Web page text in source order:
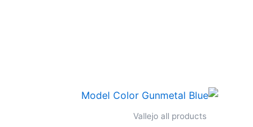
Vallejo all products